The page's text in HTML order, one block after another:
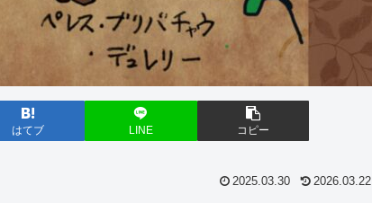
はてブ LINE コピー
2025.03.30 2026.03.22